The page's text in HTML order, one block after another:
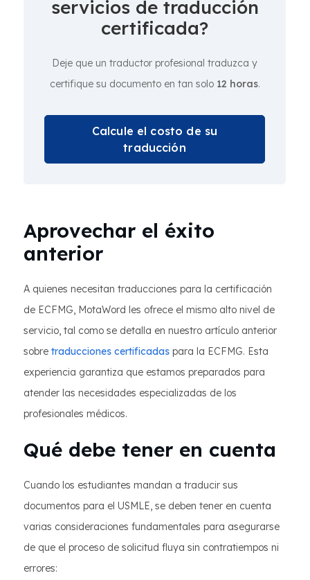
servicios de traducción
certificada?
Deje que un traductor profesional traduzca y
certifique su documento en tan solo 12 horas.
Calcule el costo de su
traducción
Aprovechar el éxito
anterior
A quienes necesitan traducciones para la certificación
de ECFMG, MotaWord les ofrece el mismo alto nivel de
servicio, tal como se detalla en nuestro artículo anterior
sobre traducciones certificadas para la ECFMG. Esta
experiencia garantiza que estamos preparados para
atender las necesidades especializadas de los
profesionales médicos.
Qué debe tener en cuenta
Cuando los estudiantes mandan a traducir sus
documentos para el USMLE, se deben tener en cuenta
varias consideraciones fundamentales para asegurarse
de que el proceso de solicitud fluya sin contratiempos ni
errores: